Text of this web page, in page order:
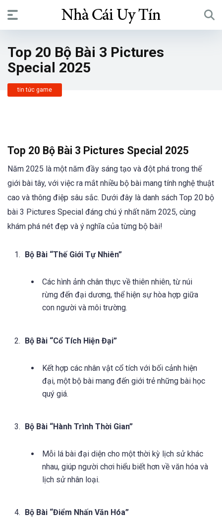
Top 20 Bộ Bài 3 Pictures
Special 2025
tin tức game
Top 20 Bộ Bài 3 Pictures Special 2025
Năm 2025 là một năm đầy sáng tạo và đột phá trong thế
giới bài tây, với việc ra mắt nhiều bộ bài mang tính nghệ thuật
cao và thông điệp sâu sắc. Dưới đây là danh sách Top 20 bộ
bài 3 Pictures Special đáng chú ý nhất năm 2025, cùng
khám phá nét đẹp và ý nghĩa của từng bộ bài!
Bộ Bài “Thế Giới Tự Nhiên”
Các hình ảnh chân thực về thiên nhiên, từ núi
rừng đến đại dương, thể hiện sự hòa hợp giữa
con người và môi trường.
Bộ Bài “Cổ Tích Hiện Đại”
Kết hợp các nhân vật cổ tích với bối cảnh hiện
đại, một bộ bài mang đến giới trẻ những bài học
quý giá.
Bộ Bài “Hành Trình Thời Gian”
Mỗi lá bài đại diện cho một thời kỳ lịch sử khác
nhau, giúp người chơi hiểu biết hơn về văn hóa và
lịch sử nhân loại.
Bộ Bài “Điểm Nhấn Văn Hóa”